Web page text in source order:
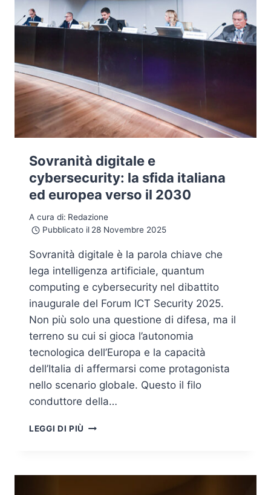
Sovranità digitale e
cybersecurity: la sfida italiana
ed europea verso il 2030
A cura di: Redazione
Pubblicato il 28 Novembre 2025
Sovranità digitale è la parola chiave che
lega intelligenza artificiale, quantum
computing e cybersecurity nel dibattito
inaugurale del Forum ICT Security 2025.
Non più solo una questione di difesa, ma il
terreno su cui si gioca l’autonomia
tecnologica dell’Europa e la capacità
dell’Italia di affermarsi come protagonista
nello scenario globale. Questo il filo
conduttore della…
LEGGI DI PIÙ SOVRANITÀ
LA